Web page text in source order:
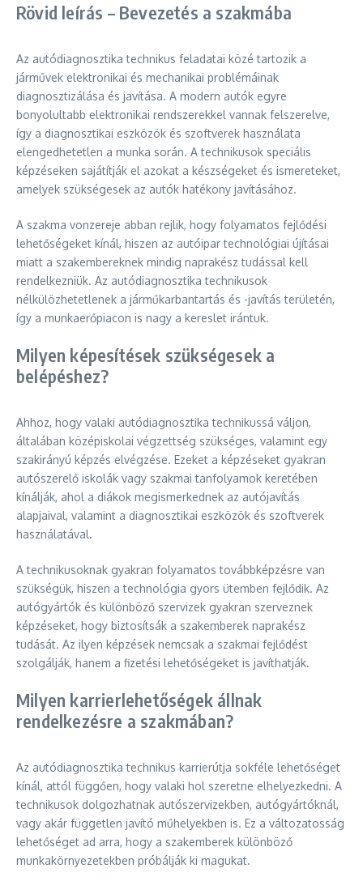
Rövid leírás – Bevezetés a szakmába
Az autódiagnosztika technikus feladatai közé tartozik a
járművek elektronikai és mechanikai problémáinak
diagnosztizálása és javítása. A modern autók egyre
bonyolultabb elektronikai rendszerekkel vannak felszerelve,
így a diagnosztikai eszközök és szoftverek használata
elengedhetetlen a munka során. A technikusok speciális
képzéseken sajátítják el azokat a készségeket és ismereteket,
amelyek szükségesek az autók hatékony javításához.
A szakma vonzereje abban rejlik, hogy folyamatos fejlődési
lehetőségeket kínál, hiszen az autóipar technológiai újításai
miatt a szakembereknek mindig naprakész tudással kell
rendelkezniük. Az autódiagnosztika technikusok
nélkülözhetetlenek a járműkarbantartás és -javítás területén,
így a munkaerőpiacon is nagy a kereslet irántuk.
Milyen képesítések szükségesek a
belépéshez?
Ahhoz, hogy valaki autódiagnosztika technikussá váljon,
általában középiskolai végzettség szükséges, valamint egy
szakirányú képzés elvégzése. Ezeket a képzéseket gyakran
autószerelő iskolák vagy szakmai tanfolyamok keretében
kínálják, ahol a diákok megismerkednek az autójavítás
alapjaival, valamint a diagnosztikai eszközök és szoftverek
használatával.
A technikusoknak gyakran folyamatos továbbképzésre van
szükségük, hiszen a technológia gyors ütemben fejlődik. Az
autógyártók és különböző szervizek gyakran szerveznek
képzéseket, hogy biztosítsák a szakemberek naprakész
tudását. Az ilyen képzések nemcsak a szakmai fejlődést
szolgálják, hanem a fizetési lehetőségeket is javíthatják.
Milyen karrierlehetőségek állnak
rendelkezésre a szakmában?
Az autódiagnosztika technikus karrierútja sokféle lehetőséget
kínál, attól függően, hogy valaki hol szeretne elhelyezkedni. A
technikusok dolgozhatnak autószervizekben, autógyártóknál,
vagy akár független javító műhelyekben is. Ez a változatosság
lehetőséget ad arra, hogy a szakemberek különböző
munkakörnyezetekben próbálják ki magukat.